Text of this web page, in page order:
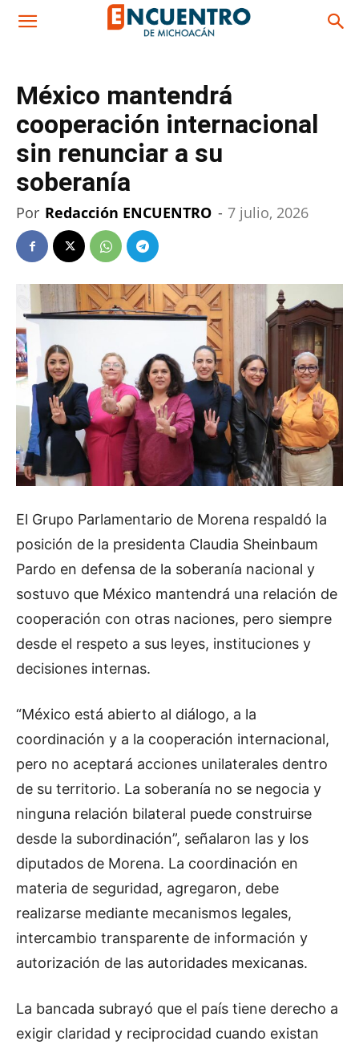
México mantendrá
cooperación internacional
sin renunciar a su
soberanía
Por Redacción ENCUENTRO - 7 julio, 2026
El Grupo Parlamentario de Morena respaldó la
posición de la presidenta Claudia Sheinbaum
Pardo en defensa de la soberanía nacional y
sostuvo que México mantendrá una relación de
cooperación con otras naciones, pero siempre
desde el respeto a sus leyes, instituciones y
decisiones internas.
“México está abierto al diálogo, a la
coordinación y a la cooperación internacional,
pero no aceptará acciones unilaterales dentro
de su territorio. La soberanía no se negocia y
ninguna relación bilateral puede construirse
desde la subordinación”, señalaron las y los
diputados de Morena. La coordinación en
materia de seguridad, agregaron, debe
realizarse mediante mecanismos legales,
intercambio transparente de información y
autorización de las autoridades mexicanas.
La bancada subrayó que el país tiene derecho a
exigir claridad y reciprocidad cuando existan